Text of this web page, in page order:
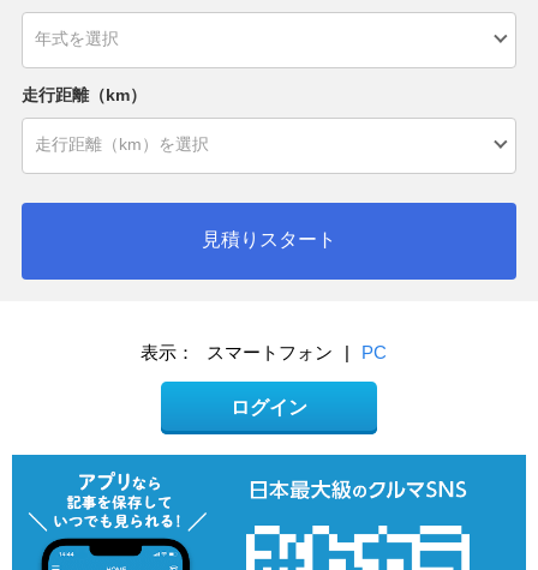
走行距離（km）
見積りスタート
表示： スマートフォン | PC
ログイン